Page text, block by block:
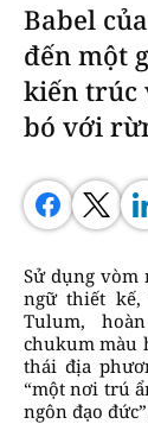
Babel
đến một
kiến trúc
bó với
Sử dụng vòm
ngữ thiết
Tulum,
chukum màu
thái địa
“một nơi trú
ngôn đạo